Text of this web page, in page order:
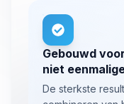
Gebouwd
niet
De sterkste